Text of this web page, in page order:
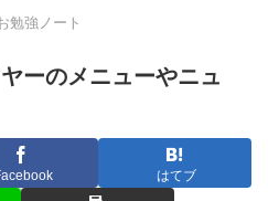
勉強ノート
ーのメニューやニュ
はてブ